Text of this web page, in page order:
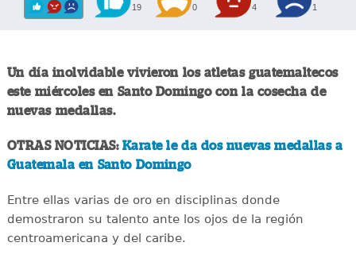
19 0 4 1
Un día inolvidable vivieron los atletas guatemaltecos
este miércoles en Santo Domingo con la cosecha de
nuevas medallas.
OTRAS NOTICIAS: Karate le da dos nuevas medallas a
Guatemala en Santo Domingo
Entre ellas varias de oro en disciplinas donde
demostraron su talento ante los ojos de la región
centroamericana y del caribe.